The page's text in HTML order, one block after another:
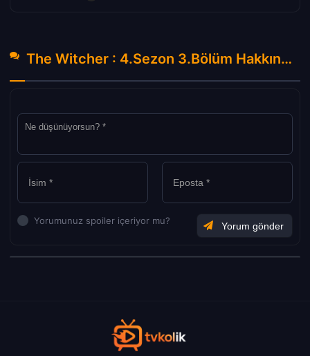
The Witcher : 4.Sezon 3.Bölüm Hakkında Yorumlar
Yorumunuz spoiler içeriyor mu?